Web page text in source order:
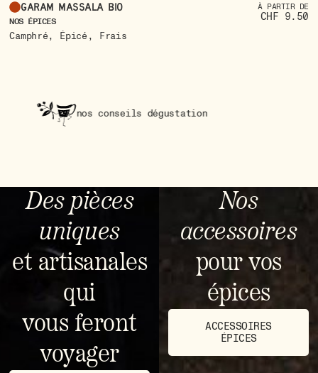
Garam Massala bio
NOS ÉPICES
Camphré, Épicé , Frais
À PARTIR DE
CHF 9.50
nos conseils dégustation
Des pièces
uniques
et artisanales
qui
vous feront
voyager
Nos
accessoires
pour vos
épices
ACCESSOIRES
ÉPICES